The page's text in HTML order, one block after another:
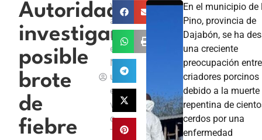
Autoridades
investigan
posible
brote
de
fiebre
V
a
e
N
u
e
v
o
T
En el municipio de
Pino, provincia de
Dajabón, se ha
una creciente
preocupación
criadores porcinos
debido a la muerte
repentina de
cerdos por una
enfermedad